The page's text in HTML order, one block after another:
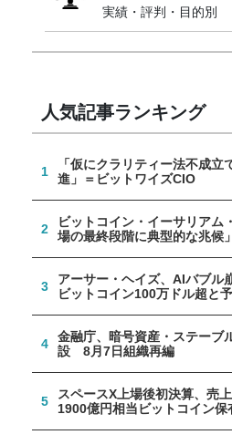
実績・評判・目的別
人気記事ランキング
1
「仮にクラリティー法不成立
進」＝ビットワイズCIO
2
ビットコイン・イーサリアム
場の最終段階に典型的な兆候
3
アーサー・ヘイズ、AIバブル
ビットコイン100万ドル超と
4
金融庁、暗号資産・ステーブ
設 8月7日組織再編
5
スペースX上場後初決算、売
1900億円相当ビットコイン保